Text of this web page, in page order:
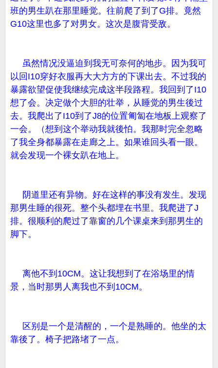
班的男生趴在那里睡觉。往前爬了到了G排。竟然
G10这里也多了对男女。这次是腹背受敌。
虽然情况没逼迫到我无可奈何的地步。因为我可
以回I10穿好衣服再大大方方的下课出去。不过我的
暴露欲望促使我继续完成这半段路程。我回到了I10
想了会。决定做个大胆的壮举，从睡觉的男生後过
去。我爬出了I10到了J8的位置匍匐在地板上观察了
一会。（想到这个举动我就後怕。我那时完全忽略
了我全身都暴露在走廊之上。如果谁回头看一眼。
就会发现一个裸女趴在地上。
阴道里还有异物。好在这样的事没有发生。发现
那男生睡的很死。整个头都埋在书里。我爬进了J
排。很顺利的爬过了靠窗的几个课桌来到那男生的
脚下。
离他不到10CM。这让我想到了在浴场里的情
景，当时那男人离我也不到10CM。
区别是一个是清醒的，一个是熟睡的。他坐的太
靠後了。椅子把路堵了一点。